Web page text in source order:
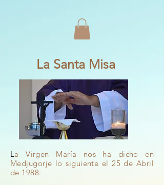
La Santa Misa
L a Virgen María nos ha dicho en
Medjugorje lo siguiente el 25 de Abril
de 1988: